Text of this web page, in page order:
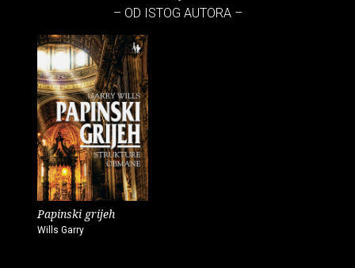
– OD ISTOG AUTORA –
Papinski grijeh
Wills Garry